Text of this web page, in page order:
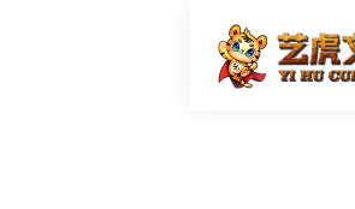
如何选